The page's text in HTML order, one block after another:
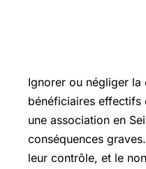
Ignorer ou négliger la
bénéficiaires effectifs
une association en
conséquences
leur contrôle, et le